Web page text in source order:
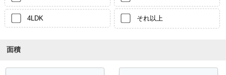
4LDK それ以上
面積